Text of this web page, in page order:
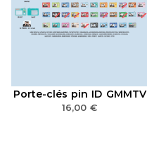
Porte-clés pin ID GMMTV
16,00 €